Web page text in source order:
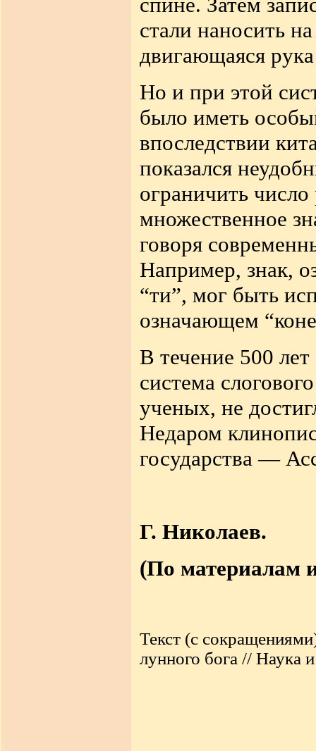
стали наносить
двигающаяся
Но и при этой
было иметь
впоследствии
показался
ограничить
множественное
говоря
Например, знак,
“ти”, мог быть
означающем
В течение 500
система
ученых, не
Недаром
государства —
Г. Николаев.
(По материалам
Текст (с
лунного бога // Наука